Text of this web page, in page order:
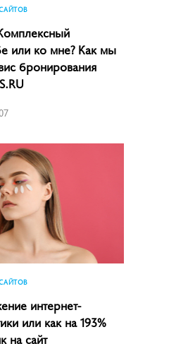
или ко мне? Как мы
бронирования
интернет-
или как на 193%
на сайт